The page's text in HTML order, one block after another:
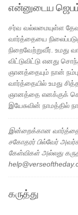
என்னுடைய
சர்வ வல்லமையுள்ள
வார்த்தையை
நிறைவேற்றுவீர். உமது
விட்டுவிட்டு எனது
ஞானத்தையும் நான்
வார்த்தையில் உமது
ஞானத்தை எனக்குக்
இயேசுவின் நாமத்தில்
இன்றைக்கான வார்த்தை
சகோதரர் பில்வேர்
கேள்விகள் அல்லது
கருத்து